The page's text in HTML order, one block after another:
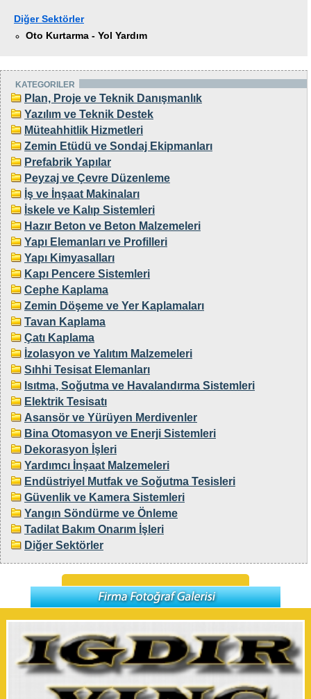
Diğer Sektörler
Oto Kurtarma - Yol Yardım
KATEGORILER
Plan, Proje ve Teknik Danışmanlık
Yazılım ve Teknik Destek
Müteahhitlik Hizmetleri
Zemin Etüdü ve Sondaj Ekipmanları
Prefabrik Yapılar
Peyzaj ve Çevre Düzenleme
İş ve İnşaat Makinaları
İskele ve Kalıp Sistemleri
Hazır Beton ve Beton Malzemeleri
Yapı Elemanları ve Profilleri
Yapı Kimyasalları
Kapı Pencere Sistemleri
Cephe Kaplama
Zemin Döşeme ve Yer Kaplamaları
Tavan Kaplama
Çatı Kaplama
İzolasyon ve Yalıtım Malzemeleri
Sıhhi Tesisat Elemanları
Isıtma, Soğutma ve Havalandırma Sistemleri
Elektrik Tesisatı
Asansör ve Yürüyen Merdivenler
Bina Otomasyon ve Enerji Sistemleri
Dekorasyon İşleri
Yardımcı İnşaat Malzemeleri
Endüstriyel Mutfak ve Soğutma Tesisleri
Güvenlik ve Kamera Sistemleri
Yangın Söndürme ve Önleme
Tadilat Bakım Onarım İşleri
Diğer Sektörler